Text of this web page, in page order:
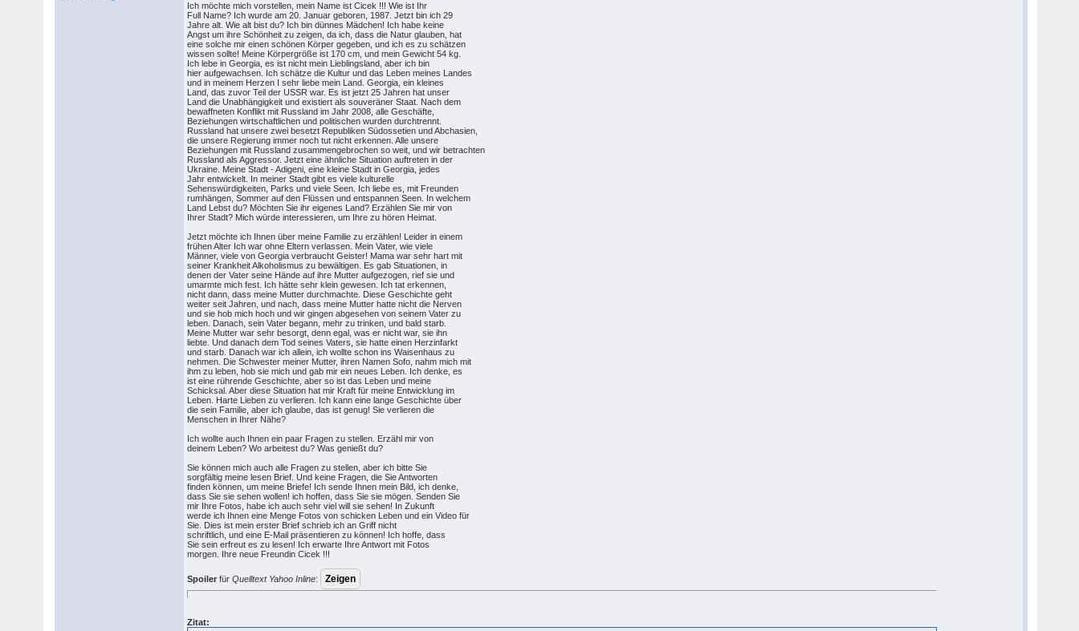
Ich möchte mich vorstellen, mein Name ist Cicek !!! Wie ist Ihr
Full Name? Ich wurde am 20. Januar geboren, 1987. Jetzt bin ich 29
Jahre alt. Wie alt bist du? Ich bin dünnes Mädchen! Ich habe keine
Angst um ihre Schönheit zu zeigen, da ich, dass die Natur glauben, hat
eine solche mir einen schönen Körper gegeben, und ich es zu schätzen
wissen sollte! Meine Körpergröße ist 170 cm, und mein Gewicht 54 kg.
Ich lebe in Georgia, es ist nicht mein Lieblingsland, aber ich bin
hier aufgewachsen. Ich schätze die Kultur und das Leben meines Landes
und in meinem Herzen I sehr liebe mein Land. Georgia, ein kleines
Land, das zuvor Teil der USSR war. Es ist jetzt 25 Jahren hat unser
Land die Unabhängigkeit und existiert als souveräner Staat. Nach dem
bewaffneten Konflikt mit Russland im Jahr 2008, alle Geschäfte,
Beziehungen wirtschaftlichen und politischen wurden durchtrennt.
Russland hat unsere zwei besetzt Republiken Südossetien und Abchasien,
die unsere Regierung immer noch tut nicht erkennen. Alle unsere
Beziehungen mit Russland zusammengebrochen so weit, und wir betrachten
Russland als Aggressor. Jetzt eine ähnliche Situation auftreten in der
Ukraine. Meine Stadt - Adigeni, eine kleine Stadt in Georgia, jedes
Jahr entwickelt. In meiner Stadt gibt es viele kulturelle
Sehenswürdigkeiten, Parks und viele Seen. Ich liebe es, mit Freunden
rumhängen, Sommer auf den Flüssen und entspannen Seen. In welchem
​​Land Lebst du? Möchten Sie ihr eigenes Land? Erzählen Sie mir von
Ihrer Stadt? Mich würde interessieren, um Ihre zu hören Heimat.
Jetzt möchte ich Ihnen über meine Familie zu erzählen! Leider in einem
frühen Alter Ich war ohne Eltern verlassen. Mein Vater, wie viele
Männer, viele von Georgia verbraucht Geister! Mama war sehr hart mit
seiner Krankheit Alkoholismus zu bewältigen. Es gab Situationen, in
denen der Vater seine Hände auf ihre Mutter aufgezogen, rief sie und
umarmte mich fest. Ich hätte sehr klein gewesen. Ich tat erkennen,
nicht dann, dass meine Mutter durchmachte. Diese Geschichte geht
weiter seit Jahren, und nach, dass meine Mutter hatte nicht die Nerven
und sie hob mich hoch und wir gingen abgesehen von seinem Vater zu
leben. Danach, sein Vater begann, mehr zu trinken, und bald starb.
Meine Mutter war sehr besorgt, denn egal, was er nicht war, sie ihn
liebte. Und danach dem Tod seines Vaters, sie hatte einen Herzinfarkt
und starb. Danach war ich allein, ich wollte schon ins Waisenhaus zu
nehmen. Die Schwester meiner Mutter, ihren Namen Sofo, nahm mich mit
ihm zu leben, hob sie mich und gab mir ein neues Leben. Ich denke, es
ist eine rührende Geschichte, aber so ist das Leben und meine
Schicksal. Aber diese Situation hat mir Kraft für meine Entwicklung im
Leben. Harte Lieben zu verlieren. Ich kann eine lange Geschichte über
die sein Familie, aber ich glaube, das ist genug! Sie verlieren die
Menschen in Ihrer Nähe?
Ich wollte auch Ihnen ein paar Fragen zu stellen. Erzähl mir von
deinem Leben? Wo arbeitest du? Was genießt du?
Sie können mich auch alle Fragen zu stellen, aber ich bitte Sie
sorgfältig meine lesen Brief. Und keine Fragen, die Sie Antworten
finden können, um meine Briefe! Ich sende Ihnen mein Bild, ich denke,
dass Sie sie sehen wollen! ich hoffen, dass Sie sie mögen. Senden Sie
mir Ihre Fotos, habe ich auch sehr viel will sie sehen! In Zukunft
werde ich Ihnen eine Menge Fotos von schicken Leben und ein Video für
Sie. Dies ist mein erster Brief schrieb ich an Griff nicht
schriftlich, und eine E-Mail präsentieren zu können! Ich hoffe, dass
Sie sein erfreut es zu lesen! Ich erwarte Ihre Antwort mit Fotos
morgen. Ihre neue Freundin Cicek !!!
Spoiler fürQuelltext Yahoo Inline:
Zitat: